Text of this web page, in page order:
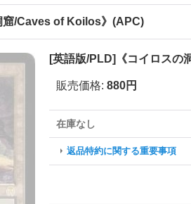
窟/Caves of Koilos》(APC)
[英語版/PLD]《コイロス
販売価格: 880円
在庫なし
返品特約に関する重要事項